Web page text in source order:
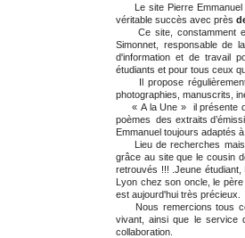
Le site Pierre Emmanuel
véritable succès avec près
Ce site, constamment
Simonnet, responsable de
d'information et de travail
étudiants et pour tous ceux
Il propose régulièrement
photographies, manuscrits,
« A la Une » il présente
poèmes des extraits
Emmanuel toujours adaptés
Lieu de recherches mais
grâce au site que le cousin
retrouvés !!! .Jeune
Lyon chez son oncle, le
est aujourd'hui très précieux.
Nous remercions tous
vivant, ainsi que le service
collaboration.